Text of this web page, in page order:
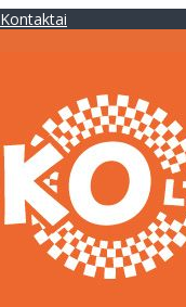
Kontaktai